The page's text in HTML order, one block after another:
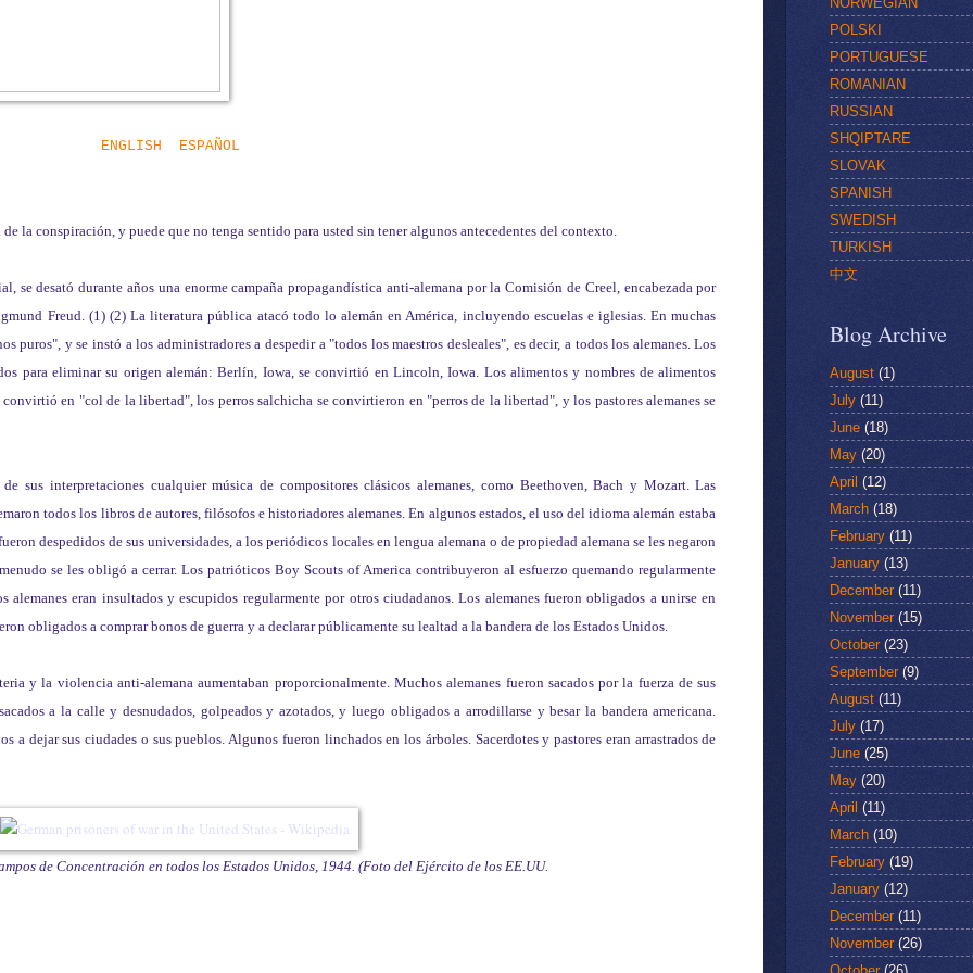
ENGLISH ESPAÑOL
la conspiración, y puede que no tenga sentido para usted sin tener algunos antecedentes del contexto.
se desató durante años una enorme campaña propagandística anti-alemana por la Comisión de Creel, encabezada por
Freud. (1) (2) La literatura pública atacó todo lo alemán en América, incluyendo escuelas e iglesias. En muchas
puros", y se instó a los administradores a despedir a "todos los maestros desleales", es decir, a todos los alemanes. Los
para eliminar su origen alemán: Berlín, Iowa, se convirtió en Lincoln, Iowa. Los alimentos y nombres de alimentos
en "col de la libertad", los perros salchicha se convirtieron en "perros de la libertad", y los pastores alemanes se
sus interpretaciones cualquier música de compositores clásicos alemanes, como Beethoven, Bach y Mozart. Las
todos los libros de autores, filósofos e historiadores alemanes. En algunos estados, el uso del idioma alemán estaba
despedidos de sus universidades, a los periódicos locales en lengua alemana o de propiedad alemana se les negaron
se les obligó a cerrar. Los patrióticos Boy Scouts of America contribuyeron al esfuerzo quemando regularmente
alemanes eran insultados y escupidos regularmente por otros ciudadanos. Los alemanes fueron obligados a unirse en
obligados a comprar bonos de guerra y a declarar públicamente su lealtad a la bandera de los Estados Unidos.
y la violencia anti-alemana aumentaban proporcionalmente. Muchos alemanes fueron sacados por la fuerza de sus
a la calle y desnudados, golpeados y azotados, y luego obligados a arrodillarse y besar la bandera americana.
dejar sus ciudades o sus pueblos. Algunos fueron linchados en los árboles. Sacerdotes y pastores eran arrastrados de
de Concentración en todos los Estados Unidos, 1944. (Foto del Ejército de los EE.UU.
POLSKI
PORTUGUESE
ROMANIAN
RUSSIAN
SHQIPTARE
SLOVAK
SPANISH
SWEDISH
TURKISH
中文
Blog Archive
August (1)
July (11)
June (18)
May (20)
April (12)
March (18)
February (11)
January (13)
December(11)
November(15)
October(23)
September(9)
August (11)
July (17)
June (25)
May (20)
April (11)
March (10)
February (19)
January (12)
December(11)
November(26)